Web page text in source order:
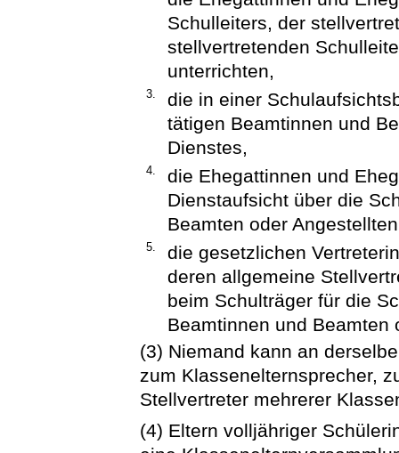
Schulleiters, der
stellvertretenden
unterrichten,
3.
die in einer
tätigen Beamtinnen und
Dienstes,
4.
die Ehegattinnen und
Dienstaufsicht über die
Beamten oder
5.
die gesetzlichen
deren allgemeine
beim Schulträger für die
Beamtinnen und Beamten
(3) Niemand kann an
zum Klassenelternsprecher,
Stellvertreter mehrerer
(4) Eltern volljähriger